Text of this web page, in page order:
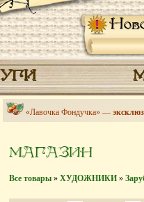
«Лавочка Фондучка» —
МАГАЗИН
Все товары » ХУДОЖНИКИ »